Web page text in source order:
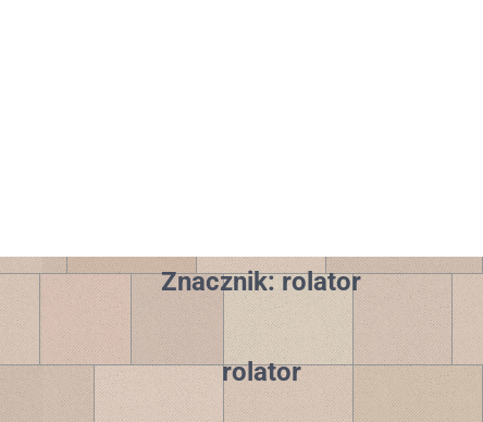
Znacznik:rolator
rolator